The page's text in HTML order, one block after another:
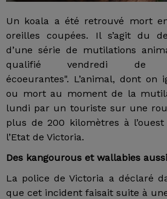
Un koala a été retrouvé mort
oreilles coupées. Il s’agit du
d’une série de mutilations
qualifié vendredi de
écoeurantes". L’animal, dont on
ou mort au moment de la
lundi par un touriste sur une
plus de 200 kilomètres à
l’Etat de Victoria.
Des kangourous et wallabies
La police de Victoria a déclaré
que cet incident faisait suite à